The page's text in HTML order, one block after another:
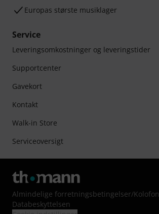
Europas største musiklager
Service
Leveringsomkostninger og leveringstider
Supportcenter
Gavekort
Kontakt
Walk-in Store
Serviceoversigt
Almindelige forretningsbetingelser/Kolofon
Databeskyttelsen